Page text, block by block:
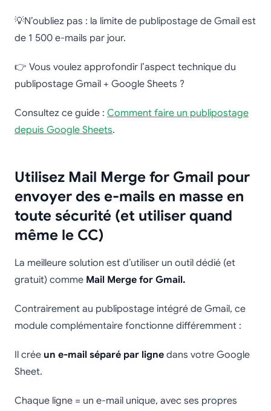
💡N’oubliez pas : la limite de publipostage de Gmail est
de 1 500 e-mails par jour.
👉 Vous voulez approfondir l’aspect technique du
publipostage Gmail + Google Sheets ?
Consultez ce guide : Comment faire un publipostage
depuis Google Sheets.
Utilisez Mail Merge for Gmail pour
envoyer des e-mails en masse en
toute sécurité (et utiliser quand
même le CC)
La meilleure solution est d’utiliser un outil dédié (et
gratuit) comme Mail Merge for Gmail.
Contrairement au publipostage intégré de Gmail, ce
module complémentaire fonctionne différemment :
Il crée un e-mail séparé par ligne dans votre Google
Sheet.
Chaque ligne = un e-mail unique, avec ses propres